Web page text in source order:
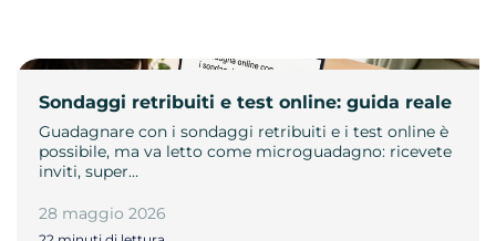
Sondaggi retribuiti e test online: guida reale
Guadagnare con i sondaggi retribuiti e i test online è
possibile, ma va letto come microguadagno: ricevete
inviti, super…
28 maggio 2026